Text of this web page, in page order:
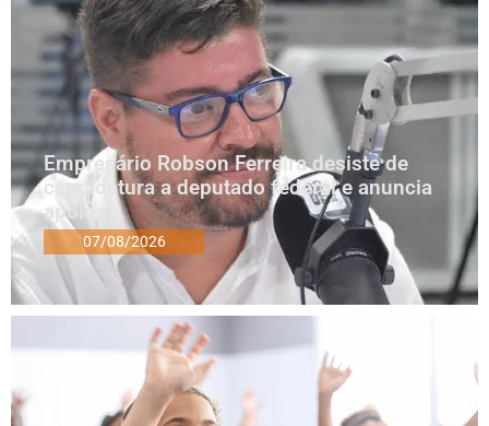
Empresário Robson Ferreira desiste de
candidatura a deputado federal e anuncia
apoios
07/08/2026